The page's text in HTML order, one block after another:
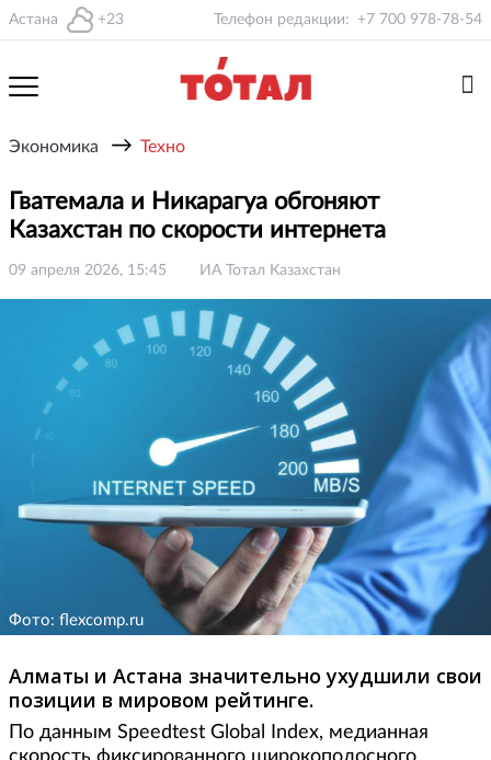
Астана +23 Телефон редакции: +7 700 978-78-54
Экономика → Техно
Гватемала и Никарагуа обгоняют
Казахстан по скорости интернета
09 апреля 2026, 15:45 ИА Тотал Казахстан
Фото: flexcomp.ru
Алматы и Астана значительно ухудшили свои
позиции в мировом рейтинге.
По данным Speedtest Global Index, медианная